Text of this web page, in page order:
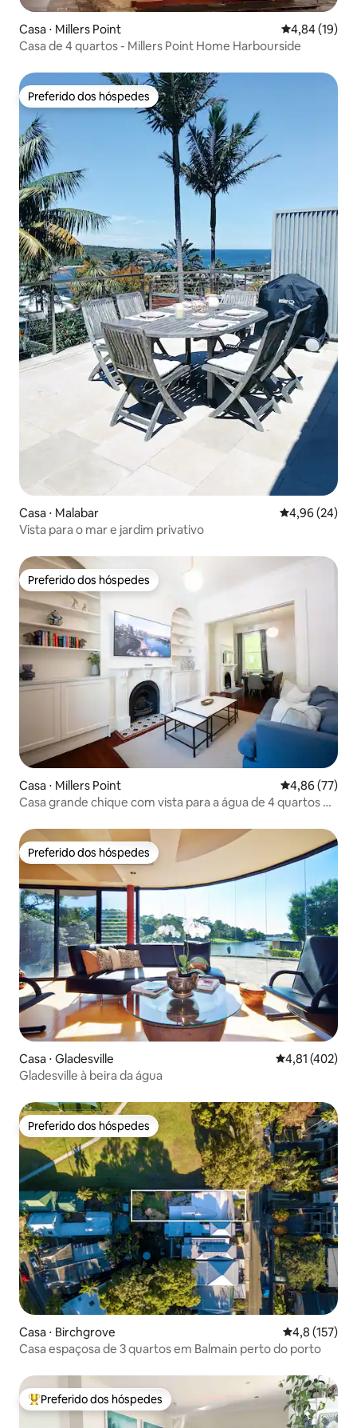
Casa ⋅ Millers Point 4,84 de uma
4,84 (19)
Casa de 4 quartos - Millers Point Home Harbourside
Preferido dos hóspedes
Preferido dos hóspedes
Casa ⋅ Malabar 4,96 de uma
4,96 (24)
Vista para o mar e jardim privativo
Preferido dos hóspedes
Preferido dos hóspedes
Casa ⋅ Millers Point 4,86 de uma
4,86 (77)
Casa grande chique com vista para a água de 4 quartos no
Preferido dos hóspedes
Preferido dos hóspedes
Casa ⋅ Gladesville 4,81 de uma
4,81 (402)
Gladesville à beira da água
Preferido dos hóspedes
Preferido dos hóspedes
Casa ⋅ Birchgrove 4,8 de uma
4,8 (157)
Casa espaçosa de 3 quartos em Balmain perto do porto
Entre os melhores preferidos dos hóspedes
Preferido dos hóspedes